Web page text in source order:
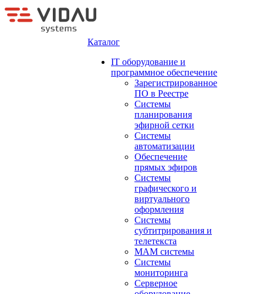
Каталог
IT оборудование и
программное обеспечение
Зарегистрированное
ПО в Реестре
Системы
планирования
эфирной сетки
Системы
автоматизации
Обеспечение
прямых эфиров
Системы
графического и
виртуального
оформления
Системы
субтитрирования и
телетекста
MAM системы
Системы
мониторинга
Серверное